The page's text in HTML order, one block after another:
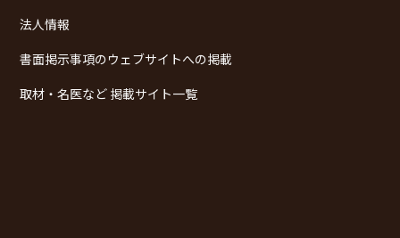
法人情報
書面掲示事項のウェブサイトへの掲載
取材・名医など 掲載サイト一覧